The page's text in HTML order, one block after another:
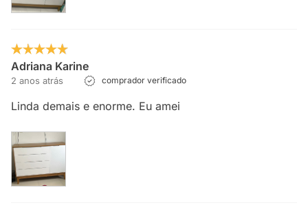
Adriana Karine
2 anos atrás comprador verificado
Linda demais e enorme. Eu amei